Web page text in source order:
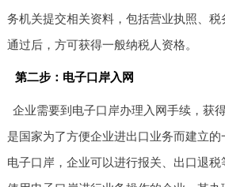
务机关提交相关资料，包括营业执照、
通过后，方可获得一般纳税人资格。
第二步：电子口岸入网
企业需要到电子口岸办理入网手续，获
是国家为了方便企业进出口业务而建立
电子口岸，企业可以进行报关、出口退税